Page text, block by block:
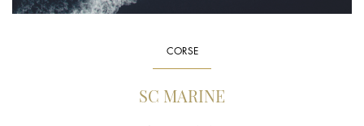
CORSE
SC MARINE